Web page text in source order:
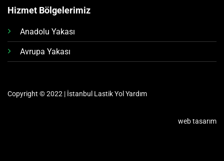
Hizmet Bölgelerimiz
Anadolu Yakası
Avrupa Yakası
Copyright © 2022 | İstanbul Lastik Yol Yardım
web tasarım